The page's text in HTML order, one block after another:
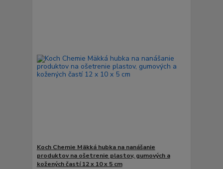
Koch Chemie Mäkká hubka na nanášanie
produktov na ošetrenie plastov, gumových a
kožených častí 12 x 10 x 5 cm